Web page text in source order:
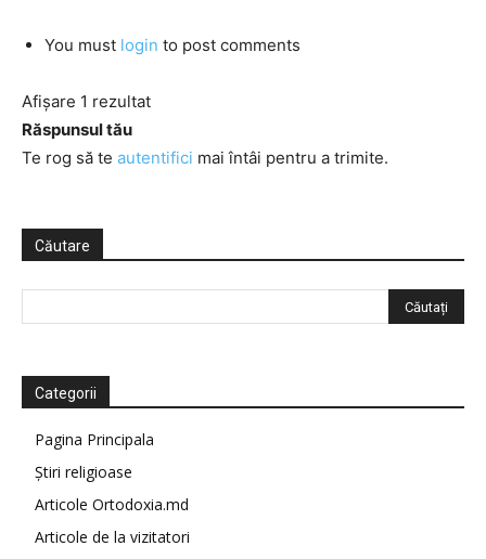
You must login to post comments
Afișare 1 rezultat
Răspunsul tău
Te rog să te autentifici mai întâi pentru a trimite.
Căutare
Categorii
Pagina Principala
Știri religioase
Articole Ortodoxia.md
Articole de la vizitatori